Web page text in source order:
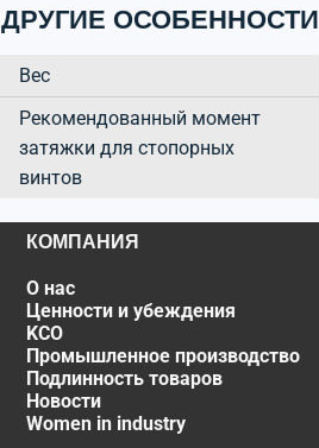
ДРУГИЕ ОСОБЕННОСТИ
Вес
Рекомендованный момент
затяжки для стопорных
винтов
КОМПАНИЯ
О нас
Ценности и убеждения
KCO
Промышленное производство
Подлинность товаров
Новости
Women in industry